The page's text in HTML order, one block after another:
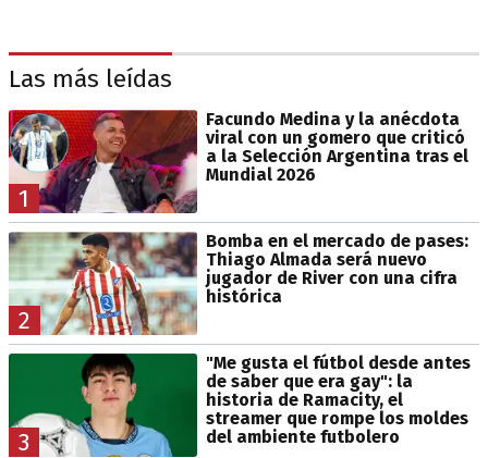
Las más leídas
1
Facundo Medina y la anécdota
viral con un gomero que criticó
a la Selección Argentina tras el
Mundial 2026
2
Bomba en el mercado de pases:
Thiago Almada será nuevo
jugador de River con una cifra
histórica
3
"Me gusta el fútbol desde antes
de saber que era gay": la
historia de Ramacity, el
streamer que rompe los moldes
del ambiente futbolero